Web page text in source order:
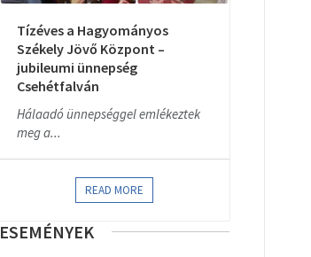
Tízéves a Hagyományos
Székely Jövő Központ –
jubileumi ünnepség
Csehétfalván
Hálaadó ünnepséggel emlékeztek
meg a...
READ MORE
ESEMÉNYEK